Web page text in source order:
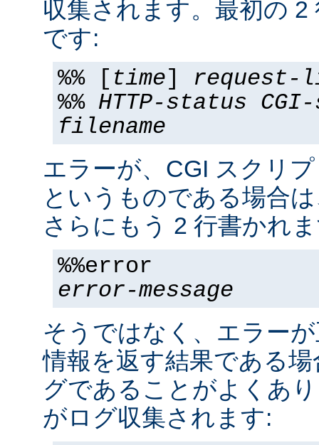
収集されます。最初の 2
です:
%% [ time] request-
%% HTTP-status
filename
エラーが、CGI スクリ
というものである場合
さらにもう 2 行書かれ
%%error
error-message
そうではなく、エラー
情報を返す結果である
グであることがよくあ
がログ収集されます: